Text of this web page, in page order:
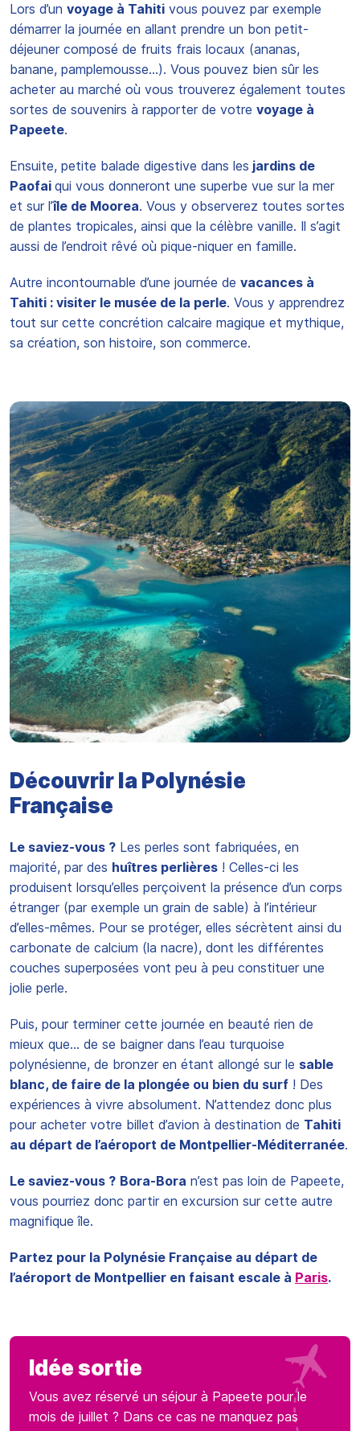
Lors d’un voyage à Tahiti vous pouvez par exemple
démarrer la journée en allant prendre un bon petit-
déjeuner composé de fruits frais locaux (ananas,
banane, pamplemousse…). Vous pouvez bien sûr les
acheter au marché où vous trouverez également toutes
sortes de souvenirs à rapporter de votre voyage à
Papeete.
Ensuite, petite balade digestive dans les jardins de
Paofai qui vous donneront une superbe vue sur la mer
et sur l’île de Moorea. Vous y observerez toutes sortes
de plantes tropicales, ainsi que la célèbre vanille. Il s’agit
aussi de l’endroit rêvé où pique-niquer en famille.
Autre incontournable d’une journée de vacances à
Tahiti : visiter le musée de la perle. Vous y apprendrez
tout sur cette concrétion calcaire magique et mythique,
sa création, son histoire, son commerce.
Découvrir la Polynésie
Française
Le saviez-vous ? Les perles sont fabriquées, en
majorité, par des huîtres perlières ! Celles-ci les
produisent lorsqu’elles perçoivent la présence d’un corps
étranger (par exemple un grain de sable) à l’intérieur
d’elles-mêmes. Pour se protéger, elles sécrètent ainsi du
carbonate de calcium (la nacre), dont les différentes
couches superposées vont peu à peu constituer une
jolie perle.
Puis, pour terminer cette journée en beauté rien de
mieux que… de se baigner dans l’eau turquoise
polynésienne, de bronzer en étant allongé sur le sable
blanc, de faire de la plongée ou bien du surf ! Des
expériences à vivre absolument. N’attendez donc plus
pour acheter votre billet d’avion à destination de Tahiti
au départ de l’aéroport de Montpellier-Méditerranée.
Le saviez-vous ? Bora-Bora n’est pas loin de Papeete,
vous pourriez donc partir en excursion sur cette autre
magnifique île.
Partez pour la Polynésie Française au départ de
l’aéroport de Montpellier en faisant escale à Paris.
Idée sortie
Vous avez réservé un séjour à Papeete pour le
mois de juillet ? Dans ce cas ne manquez pas